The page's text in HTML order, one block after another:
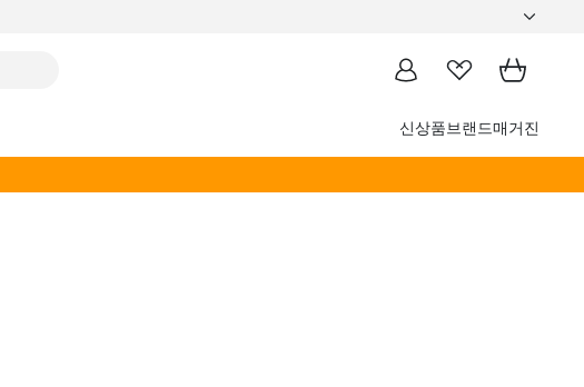
신상품브랜드매거진